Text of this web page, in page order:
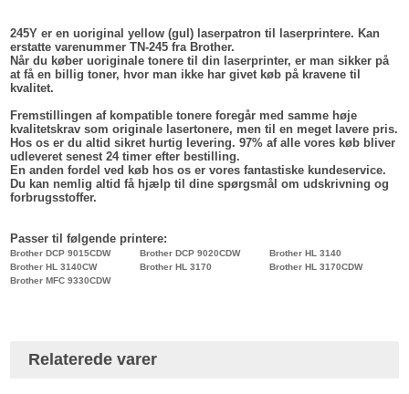
245Y er en uoriginal yellow (gul) laserpatron til laserprintere. Kan
erstatte varenummer TN-245 fra Brother.
Når du køber uoriginale tonere til din laserprinter, er man sikker på
at få en billig toner, hvor man ikke har givet køb på kravene til
kvalitet.
Fremstillingen af kompatible tonere foregår med samme høje
kvalitetskrav som originale lasertonere, men til en meget lavere pris.
Hos os er du altid sikret hurtig levering. 97% af alle vores køb bliver
udleveret senest 24 timer efter bestilling.
En anden fordel ved køb hos os er vores fantastiske kundeservice.
Du kan nemlig altid få hjælp til dine spørgsmål om udskrivning og
forbrugsstoffer.
Passer til følgende printere:
Brother DCP 9015CDW Brother DCP 9020CDW
Brother HL 3140
Brother HL 3140CW
Brother HL 3170
Brother HL 3170CDW
Brother MFC 9330CDW
Relaterede varer